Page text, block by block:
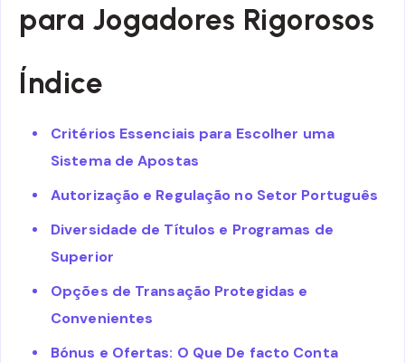
para Jogadores Rigorosos
Índice
Critérios Essenciais para Escolher uma
Sistema de Apostas
Autorização e Regulação no Setor Português
Diversidade de Títulos e Programas de
Superior
Opções de Transação Protegidas e
Convenientes
Bónus e Ofertas: O Que De facto Conta